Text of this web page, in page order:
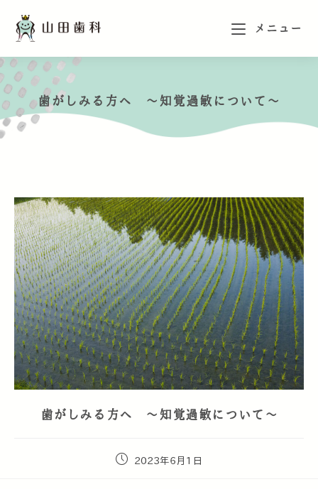
メニュー
歯がしみる方へ ～知覚過敏について～
歯がしみる方へ ～知覚過敏について～
2023年6月1日